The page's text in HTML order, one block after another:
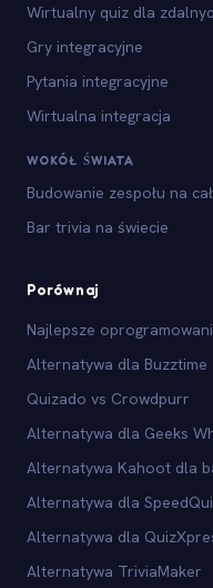
Wirtualny quiz dla
Gry integracyjne
Pytania integracyjne
Wirtualna integracja
WOKÓŁ ŚWIATA
Budowanie zespołu na
Bar trivia na świecie
Porównaj
Najlepsze
Alternatywa dla Buzztime
Quizado vs Crowdpurr
Alternatywa dla Geeks
Alternatywa Kahoot dla
Alternatywa dla
Alternatywa dla
Alternatywa TriviaMaker